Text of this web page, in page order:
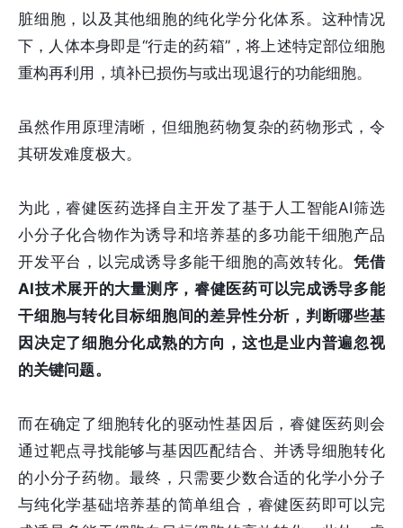
脏细胞，以及其他细胞的纯化学分化体系。这种情况
下，人体本身即是“行走的药箱”，将上述特定部位细胞
重构再利用，填补已损伤与或出现退行的功能细胞。
虽然作用原理清晰，但细胞药物复杂的药物形式，令
其研发难度极大。
为此，睿健医药选择自主开发了基于人工智能AI筛选
小分子化合物作为诱导和培养基的多功能干细胞产品
开发平台，以完成诱导多能干细胞的高效转化。凭借
AI技术展开的大量测序，睿健医药可以完成诱导多能
干细胞与转化目标细胞间的差异性分析，判断哪些基
因决定了细胞分化成熟的方向，这也是业内普遍忽视
的关键问题。
而在确定了细胞转化的驱动性基因后，睿健医药则会
通过靶点寻找能够与基因匹配结合、并诱导细胞转化
的小分子药物。最终，只需要少数合适的化学小分子
与纯化学基础培养基的简单组合，睿健医药即可以完